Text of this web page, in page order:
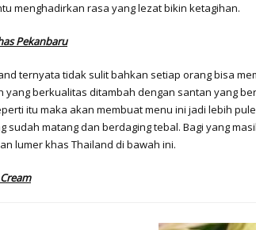
menghadirkan rasa yang lezat bikin ketagihan.
Pekanbaru
ternyata tidak sulit bahkan setiap orang bisa
berkualitas ditambah dengan santan yang
itu maka akan membuat menu ini jadi lebih
sudah matang dan berdaging tebal. Bagi yang
lumer khas Thailand di bawah ini.